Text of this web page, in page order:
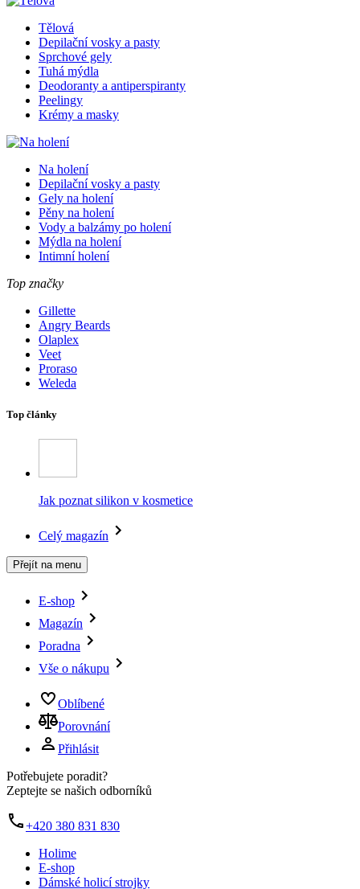
Tělová
Depilační vosky a pasty
Sprchové gely
Tuhá mýdla
Deodoranty a antiperspiranty
Peelingy
Krémy a masky
Na holení
Depilační vosky a pasty
Gely na holení
Pěny na holení
Vody a balzámy po holení
Mýdla na holení
Intimní holení
Top značky
Gillette
Angry Beards
Olaplex
Veet
Proraso
Weleda
Top články
Jak poznat silikon v kosmetice
Celý magazín
Přejít na menu
E-shop
Magazín
Poradna
Vše o nákupu
Oblíbené
Porovnání
Přihlásit
Potřebujete poradit?
Zeptejte se našich odborníků
+420 380 831 830
Holime
E-shop
Dámské holicí strojky